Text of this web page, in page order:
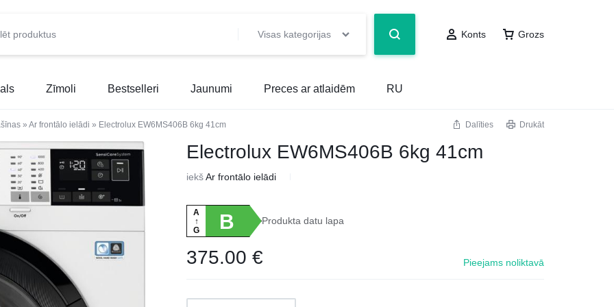
Visas kategorijas Konts Grozs
Zīmoli Bestselleri Jaunumi Preces ar atlaidēm RU
» Ar frontālo ielādi » Electrolux EW6MS406B 6kg 41cm Dalīties Drukāt
Electrolux EW6MS406B 6kg 41cm
iekšAr frontālo ielādi
A
↑
G
B Produkta datu lapa
375.00€ Pieejams noliktavā